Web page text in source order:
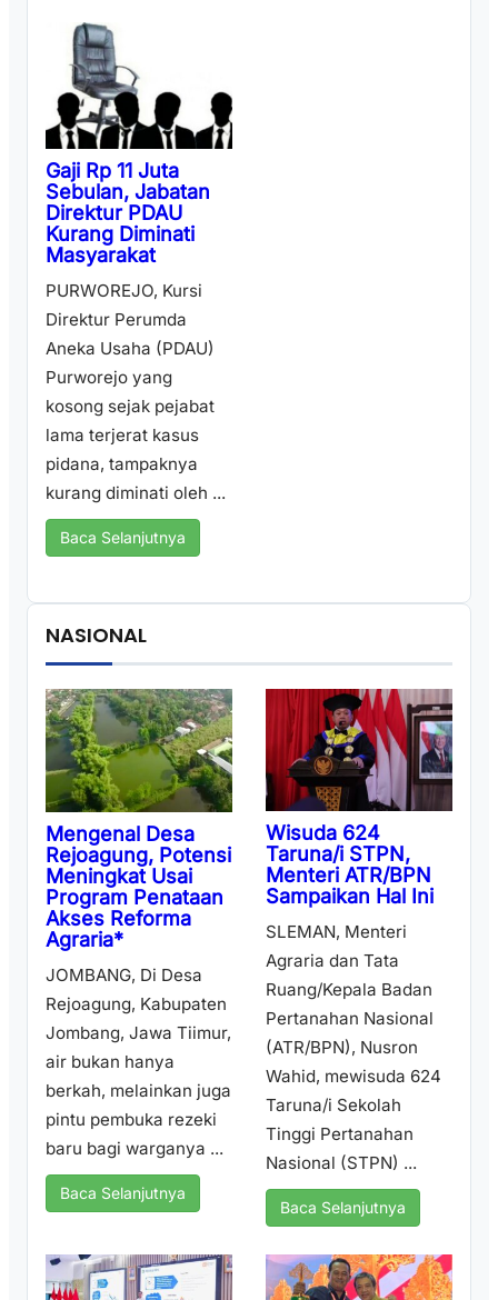
Gaji Rp 11 Juta
Sebulan, Jabatan
Direktur PDAU
Kurang Diminati
Masyarakat
PURWOREJO, Kursi
Direktur Perumda
Aneka Usaha (PDAU)
Purworejo yang
kosong sejak pejabat
lama terjerat kasus
pidana, tampaknya
kurang diminati oleh ...
Baca Selanjutnya
NASIONAL
Mengenal Desa
Rejoagung, Potensi
Meningkat Usai
Program Penataan
Akses Reforma
Agraria*
JOMBANG, Di Desa
Rejoagung, Kabupaten
Jombang, Jawa Tiimur,
air bukan hanya
berkah, melainkan juga
pintu pembuka rezeki
baru bagi warganya ...
Baca Selanjutnya
Wisuda 624
Taruna/i STPN,
Menteri ATR/BPN
Sampaikan Hal Ini
SLEMAN, Menteri
Agraria dan Tata
Ruang/Kepala Badan
Pertanahan Nasional
(ATR/BPN), Nusron
Wahid, mewisuda 624
Taruna/i Sekolah
Tinggi Pertanahan
Nasional (STPN) ...
Baca Selanjutnya